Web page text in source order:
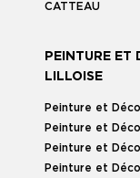
CATTEAU
PEINTURE ET
LILLOISE
Peinture et
Peinture et
Peinture et
Peinture et